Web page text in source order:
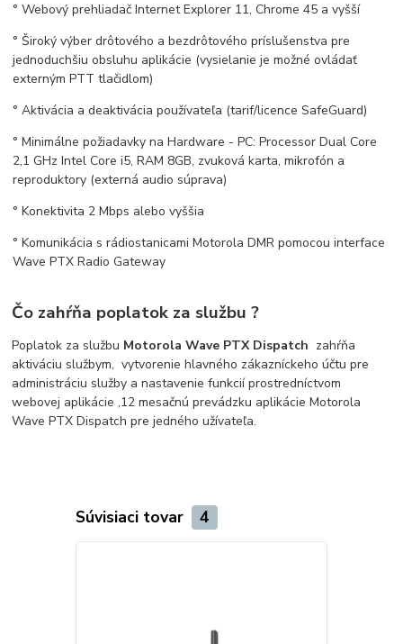
° Webový prehliadač Internet Explorer 11, Chrome 45 a vyšší
° Široký výber drôtového a bezdrôtového príslušenstva pre
jednoduchšiu obsluhu aplikácie (vysielanie je možné ovládať
externým PTT tlačidlom)
° Aktivácia a deaktivácia používateľa (tarif/licence SafeGuard)
° Minimálne požiadavky na Hardware - PC: Processor Dual Core
2,1 GHz Intel Core i5, RAM 8GB, zvuková karta, mikrofón a
reproduktory (externá audio súprava)
° Konektivita 2 Mbps alebo vyššia
° Komunikácia s rádiostanicami Motorola DMR pomocou interface
Wave PTX Radio Gateway
Čo zahŕňa poplatok za službu ?
Poplatok za službu Motorola Wave PTX Dispatch zahŕňa
aktiváciu službym, vytvorenie hlavného zákazníckeho účtu pre
administráciu služby a nastavenie funkcií prostredníctvom
webovej aplikácie ,12 mesačnú prevádzku aplikácie Motorola
Wave PTX Dispatch pre jedného užívateľa.
Súvisiaci tovar 4